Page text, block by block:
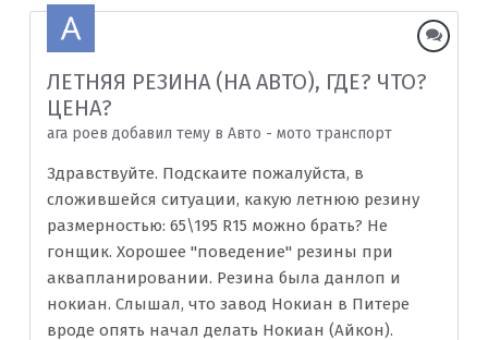
ЛЕТНЯЯ РЕЗИНА (НА АВТО), ГДЕ? ЧТО?
ЦЕНА?
ага роев добавил тему в Авто - мото транспорт
Здравствуйте. Подскаите пожалуйста, в
сложившейся ситуации, какую летнюю резину
размерностью: 65\195 R15 можно брать? Не
гонщик. Хорошее "поведение" резины при
аквапланировании. Резина была данлоп и
нокиан. Слышал, что завод Нокиан в Питере
вроде опять начал делать Нокиан (Айкон).